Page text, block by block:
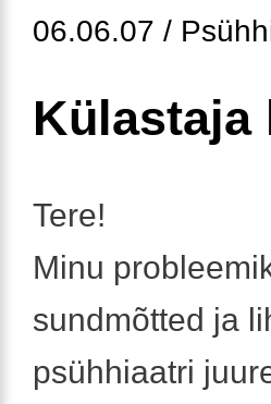
06.06.07 /
Külastaja
Tere!
Minu
sundmõtted ja
psühhiaatri